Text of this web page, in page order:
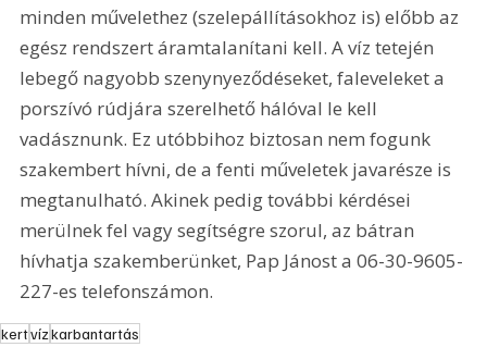
minden művelethez (szelepállításokhoz is) előbb az
egész rendszert áramtalanítani kell. A víz tetején
lebegő nagyobb szenynyeződéseket, faleveleket a
porszívó rúdjára szerelhető hálóval le kell
vadásznunk. Ez utóbbihoz biztosan nem fogunk
szakembert hívni, de a fenti műveletek javarésze is
megtanulható. Akinek pedig további kérdései
merülnek fel vagy segítségre szorul, az bátran
hívhatja szakemberünket, Pap Jánost a 06-30-9605-
227-es telefonszámon.
kertvízkarbantartás